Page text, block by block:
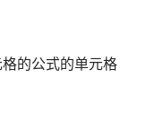
的公式的单元格